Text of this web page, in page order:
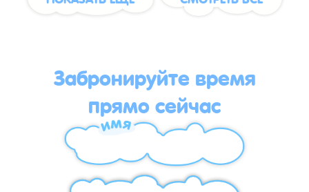
Забронируйте время
прямо сейчас